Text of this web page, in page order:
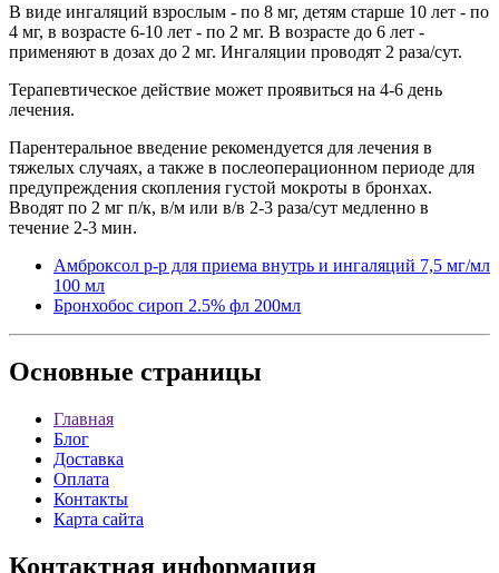
В виде ингаляций взрослым - по 8 мг, детям старше 10 лет - по
4 мг, в возрасте 6-10 лет - по 2 мг. В возрасте до 6 лет -
применяют в дозах до 2 мг. Ингаляции проводят 2 раза/сут.
Терапевтическое действие может проявиться на 4-6 день
лечения.
Парентеральное введение рекомендуется для лечения в
тяжелых случаях, а также в послеоперационном периоде для
предупреждения скопления густой мокроты в бронхах.
Вводят по 2 мг п/к, в/м или в/в 2-3 раза/сут медленно в
течение 2-3 мин.
Амброксол р-р для приема внутрь и ингаляций 7,5 мг/мл
100 мл
Бронхобос сироп 2.5% фл 200мл
Основные страницы
Главная
Блог
Доставка
Оплата
Контакты
Карта сайта
Контактная информация